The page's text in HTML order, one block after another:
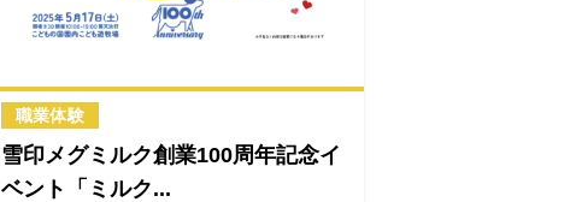
職業体験
雪印メグミルク創業100周年記念イ
ベント「ミルク...